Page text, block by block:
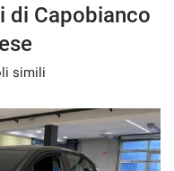
di Capobianco
simili